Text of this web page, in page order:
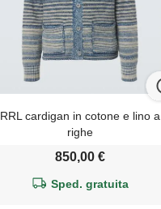
RRL cardigan in cotone e lino a
righe
850,00 €
Sped. gratuita